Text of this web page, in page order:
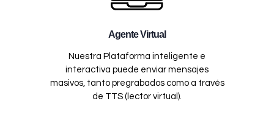
Agente Virtual
Nuestra Plataforma inteligente e
interactiva puede enviar mensajes
masivos, tanto pregrabados como a través
de TTS (lector virtual).